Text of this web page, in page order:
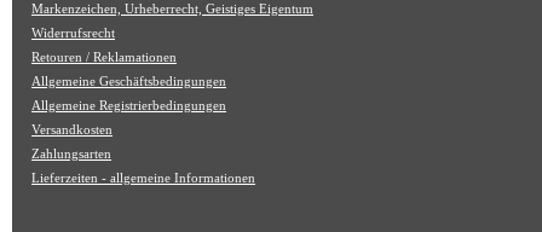
Markenzeichen, Urheberrecht, Geistiges Eigentum
Widerrufsrecht
Retouren / Reklamationen
Allgemeine Geschäftsbedingungen
Allgemeine Registrierbedingungen
Versandkosten
Zahlungsarten
Lieferzeiten - allgemeine Informationen